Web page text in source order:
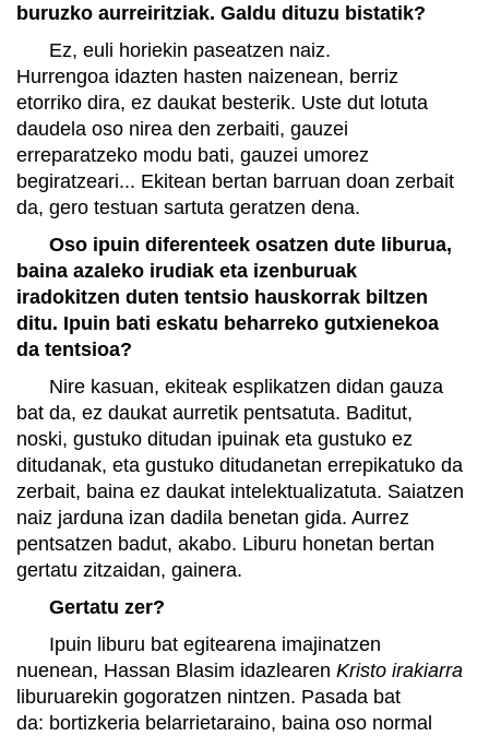
buruzko aurreiritziak. Galdu dituzu bistatik?
Ez, euli horiekin paseatzen naiz.
Hurrengoa idazten hasten naizenean, berriz
etorriko dira, ez daukat besterik. Uste dut lotuta
daudela oso nirea den zerbaiti, gauzei
erreparatzeko modu bati, gauzei umorez
begiratzeari... Ekitean bertan barruan doan zerbait
da, gero testuan sartuta geratzen dena.
Oso ipuin diferenteek osatzen dute liburua,
baina azaleko irudiak eta izenburuak
iradokitzen duten tentsio hauskorrak biltzen
ditu. Ipuin bati eskatu beharreko gutxienekoa
da tentsioa?
Nire kasuan, ekiteak esplikatzen didan gauza
bat da, ez daukat aurretik pentsatuta. Baditut,
noski, gustuko ditudan ipuinak eta gustuko ez
ditudanak, eta gustuko ditudanetan errepikatuko da
zerbait, baina ez daukat intelektualizatuta. Saiatzen
naiz jarduna izan dadila benetan gida. Aurrez
pentsatzen badut, akabo. Liburu honetan bertan
gertatu zitzaidan, gainera.
Gertatu zer?
Ipuin liburu bat egitearena imajinatzen
nuenean, Hassan Blasim idazlearen Kristo irakiarra
liburuarekin gogoratzen nintzen. Pasada bat
da: bortizkeria belarrietaraino, baina oso normal